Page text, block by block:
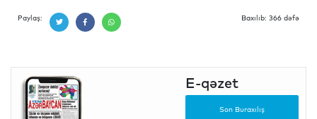
Paylaş: Baxılıb: 366 dəfə
E-qəzet
Son Buraxılış